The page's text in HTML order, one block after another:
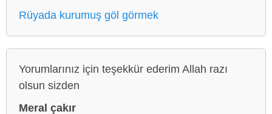
Rüyada kurumuş göl görmek
Yorumlarınız için teşekkür ederim Allah razı
olsun sizden
Meral çakır